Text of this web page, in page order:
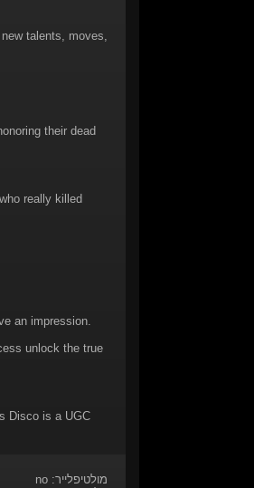
talents, moves,
their dead
really killed
an impression.
unlock the true
Disco is a UGC
מולטיפלייר: no